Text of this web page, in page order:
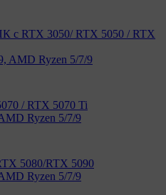
с RTX 3050/ RTX 5050 / RTX
AMD Ryzen 5/7/9
/ RTX 5070 Ti
Ryzen 5/7/9
5080/RTX 5090
Ryzen 5/7/9